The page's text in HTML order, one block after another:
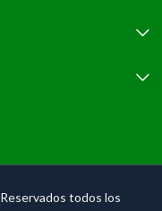
Reservados todos los